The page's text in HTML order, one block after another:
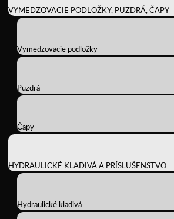
VYMEDZOVACIE PODLOŽKY, PUZDRÁ, ČAPY
Vymedzovacie podložky
Puzdrá
Čapy
HYDRAULICKÉ KLADIVÁ A PRÍSLUŠENSTVO
Hydraulické kladivá